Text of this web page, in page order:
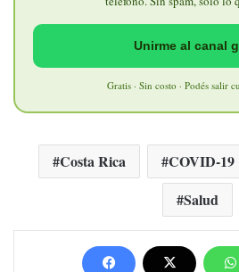
Unirme al canal
Gratis · Sin costo · Podés salir
Costa Rica COVID-19
Salud